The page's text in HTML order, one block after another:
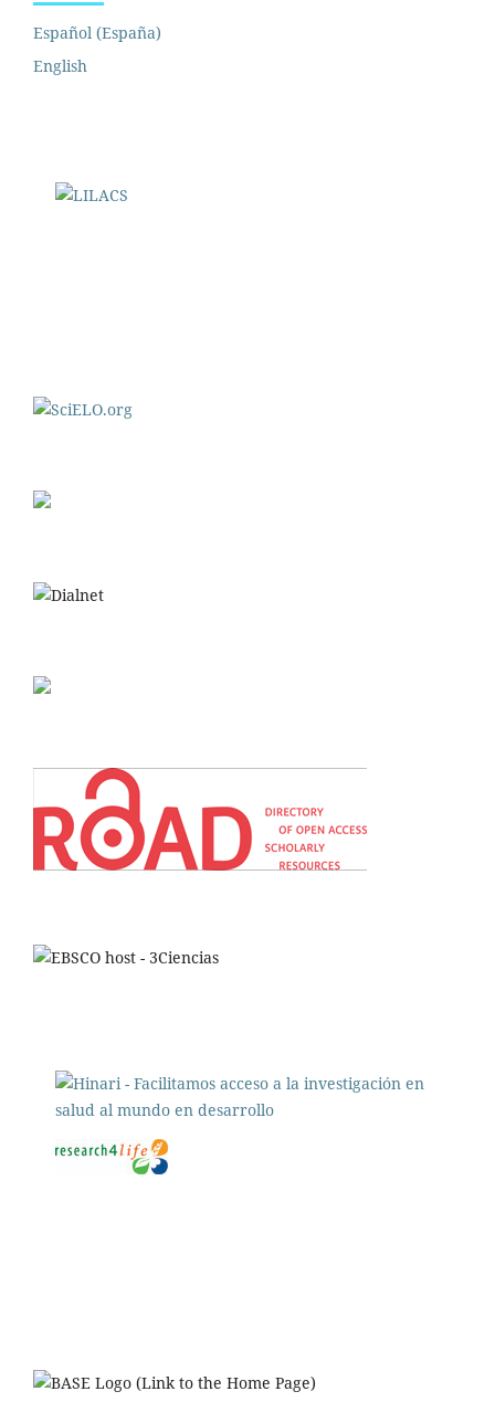
Español (España)
English